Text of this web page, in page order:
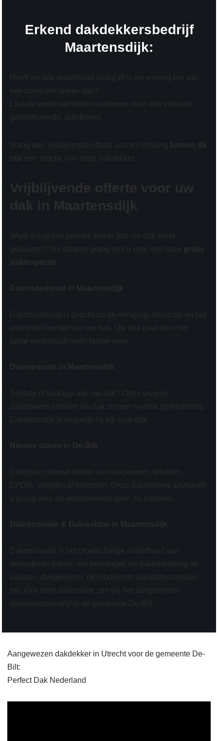
Erkend dakdekkersbedrijf
Maartensdijk:
Heeft uw dak onderhoud nodig of is uw woning toe aan
een compleet nieuw dak?
Laat de werkzaamheden uitvoeren door een erkende,
gecertificeerde, dakdekker.
Vraag een vrijblijvende offerte aan en ontvang
binnen 48
een reactie van onze dakdekker.
Vrijblijvende offerte voor uw
dak in Maartensdijk
Weet u nog niet precies wat er aan uw dak moet
gebeuren? Wij denken graag met u mee met onze
gratis
dakinspectie.
Dakonderhoud in Maartensdijk
Dakonderhoud is gericht op de reiniging, inspectie en het
preventief herstel van uw dak. Uw dak gaat door het
juiste onderhoud jaren langer mee.
Dakreparatie in Maartensdijk
Schade of lekkage aan uw dak? Onze ervaren
dakdekkers hebben uw dak binnen no-time gerepareerd.
Dakreparatie is mogelijk bij elk type dak.
Nieuwe daken in De-Bilt
Compleet nieuwe daken van dakpannen, bitumen,
EPDM, shingles of kunststof. Onze dakdekkers adviseren
u graag over de verschillende voor- en nadelen.
Dakrenovatie & Dakisolatie in Maartensdijk
Dakrenovatie is het grootschalige onderhoud van
verouderde daken. We vervangen de dakbedekking en
passen , desgewenst, de modernste isolatietechnieken
toe. Ook voor dakisolatie zijn wij het aangewezen
dakdekkersbedrijf in de gemeente De-Bilt
Aangewezen dakdekker in Utrecht voor de gemeente De-
Bilt:
Perfect Dak Nederland